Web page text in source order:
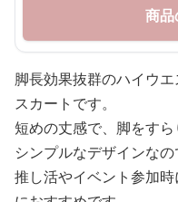
商品
脚長効果抜群のハイウ
スカートです。
短めの丈感で、脚をすら
シンプルなデザインな
推し活やイベント参加